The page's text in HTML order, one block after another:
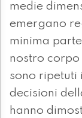
medie
emergano
minima
nostro corpo
sono ripetuti
decisioni
hanno